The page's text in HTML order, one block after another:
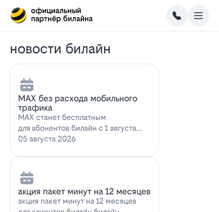
новости билайн
MAX без расхода мобильного
трафика
MAX станет бесплатным
для абонентов билайн с 1 августа
2026 года использование
05 августа 2026
акция пакет минут на 12 месяцев
акция пакет минут на 12 месяцев